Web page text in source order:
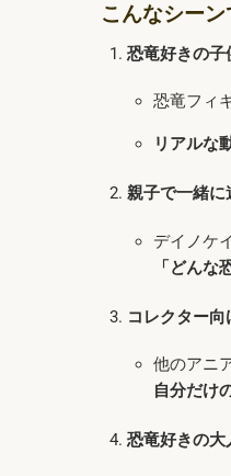
こんなシーン
恐竜好きの子
恐竜フィ
リアルな
親子で一緒に
デイノケ
「どんな
コレクター向
他のアニ
自分だけ
恐竜好きの大